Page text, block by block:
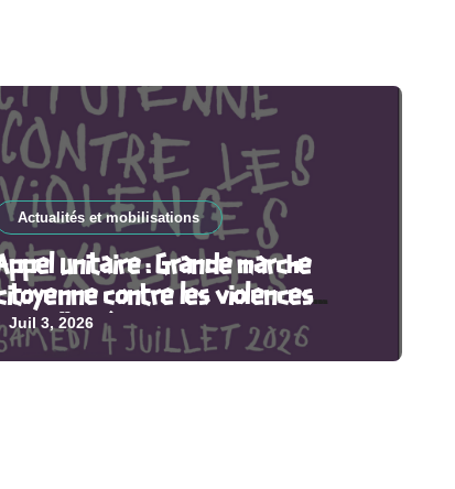
Actualités et mobilisations
unitaire : Grande marche
contre les violences
à Paris et partout en
Juil 3, 2026